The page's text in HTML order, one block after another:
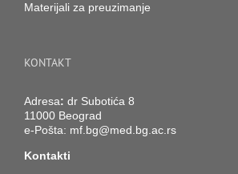
Materijali za preuzimanje
KONTAKT
Adresa: dr Subotića 8
11000 Beograd
e-Pošta: mf.bg@med.bg.ac.rs
Kontakti